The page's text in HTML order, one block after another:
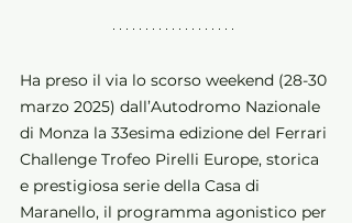
Ha preso il via lo scorso weekend (28-30
marzo 2025) dall’Autodromo Nazionale
di Monza la 33esima edizione del Ferrari
Challenge Trofeo Pirelli Europe, storica
e prestigiosa serie della Casa di
Maranello, il programma agonistico per